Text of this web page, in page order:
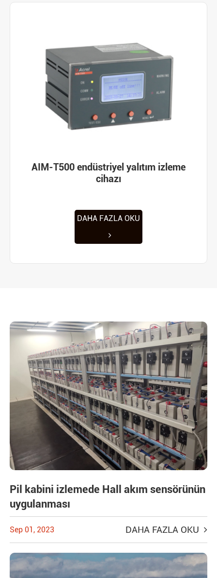
AIM-T500 endüstriyel yalıtım izleme
cihazı
DAHA FAZLA OKU
Pil kabini izlemede Hall akım sensörünün
uygulanması
Sep 01, 2023 DAHA FAZLA OKU